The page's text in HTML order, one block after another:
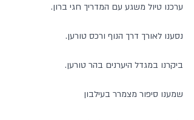
ערכנו טיול משגע עם המדריך חגי ברון.
נסענו לאורך דרך הנוף ורכס טורען.
ביקרנו במגדל היערנים בהר טורען.
שמענו סיפור מצמרר בעילבון